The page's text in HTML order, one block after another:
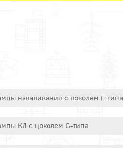
накаливания с цоколем E-типа
КЛ с цоколем G-типа